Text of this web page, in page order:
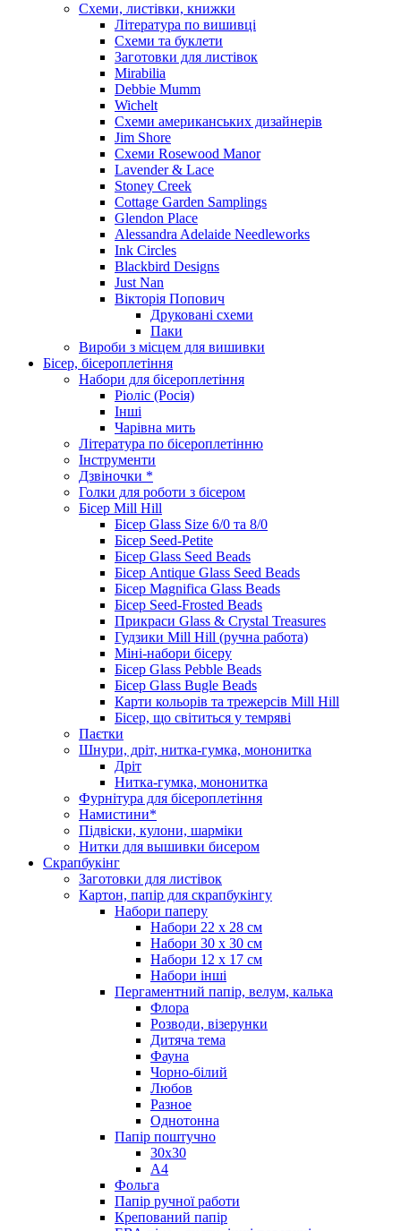
Схеми, листівки, книжки
Література по вишивці
Схеми та буклети
Заготовки для листівок
Mirabilia
Debbie Mumm
Wichelt
Схеми американських дизайнерів
Jim Shore
Cхеми Rosewood Manor
Lavender & Lace
Stoney Creek
Cottage Garden Samplings
Glendon Place
Alessandra Adelaide Needleworks
Ink Circles
Blackbird Designs
Just Nan
Вікторія Попович
Друковані схеми
Паки
Вироби з місцем для вишивки
Бісер, бісероплетіння
Набори для бісероплетіння
Ріоліс (Росія)
Інші
Чарівна мить
Література по бісероплетінню
Інструменти
Дзвіночки *
Голки для роботи з бісером
Бісер Mill Hill
Бісер Glass Size 6/0 та 8/0
Бісер Seed-Petite
Бісер Glass Seed Beads
Бісер Antique Glass Seed Beads
Бісер Magnifica Glass Beads
Бісер Seed-Frosted Beads
Прикраси Glass & Crystal Treasures
Гудзики Mill Hill (ручна работа)
Міні-набори бісеру
Бісер Glass Pebble Beads
Бісер Glass Bugle Beads
Карти кольорів та трежерсів Mill Hill
Бісер, що світиться у темряві
Паєтки
Шнури, дріт, нитка-гумка, мононитка
Дріт
Нитка-гумка, мононитка
Фурнітура для бісероплетіння
Намистини*
Підвіски, кулони, шарміки
Нитки для вышивки бисером
Скрапбукінг
Заготовки для листівок
Картон, папір для скрапбукінгу
Набори паперу
Набори 22 х 28 см
Набори 30 х 30 см
Набори 12 х 17 см
Набори інші
Пергаментний папір, велум, калька
Флора
Розводи, візерунки
Дитяча тема
Фауна
Чорно-білий
Любов
Разное
Однотонна
Папір поштучно
30х30
А4
Фольга
Папір ручної работи
Крепований папір